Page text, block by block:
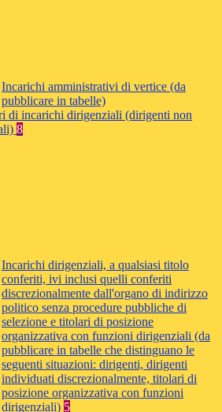
Incarichi amministrativi di vertice (da
pubblicare in tabelle)
di incarichi dirigenziali (dirigenti non
8
Incarichi dirigenziali, a qualsiasi titolo
conferiti, ivi inclusi quelli conferiti
discrezionalmente dall'organo di indirizzo
politico senza procedure pubbliche di
selezione e titolari di posizione
organizzativa con funzioni dirigenziali (da
pubblicare in tabelle che distinguano le
seguenti situazioni: dirigenti, dirigenti
individuati discrezionalmente, titolari di
posizione organizzativa con funzioni
dirigenziali) 5